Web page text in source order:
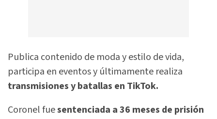
Publica contenido de moda y estilo de vida,
participa en eventos y últimamente realiza
transmisiones y batallas en TikTok.
Coronel fuesentenciada a 36 meses de prisión